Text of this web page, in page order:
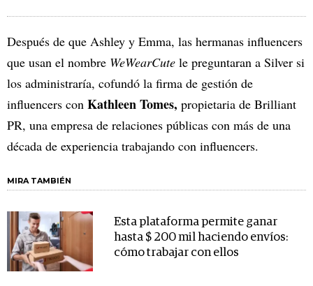
Después de que Ashley y Emma, las hermanas influencers
que usan el nombre WeWearCute le preguntaran a Silver si
los administraría, cofundó la firma de gestión de
influencers con Kathleen Tomes, propietaria de Brilliant
PR, una empresa de relaciones públicas con más de una
década de experiencia trabajando con influencers.
MIRA TAMBIÉN
Esta plataforma permite ganar
hasta $ 200 mil haciendo envíos:
cómo trabajar con ellos